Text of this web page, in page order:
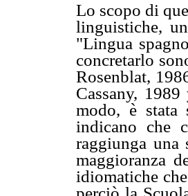
Lo scopo di
linguistiche,
"Lingua
concretarlo
Rosenblat,
Cassany,
modo, è stata
indicano che
raggiunga una
maggioranza
idiomatiche